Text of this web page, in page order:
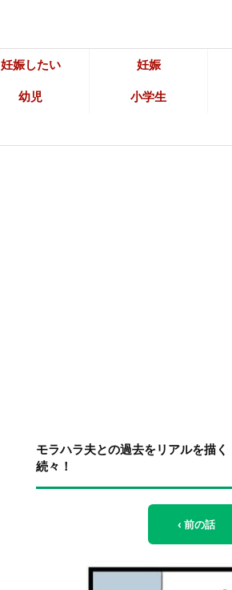
妊娠したい 妊娠
幼児 小学生
モラハラ夫との過去をリアルを描
続々！
‹ 前の話